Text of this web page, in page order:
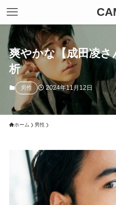
爽やかな【成田凌
析
男性 2024年11月12日
ホーム 男性